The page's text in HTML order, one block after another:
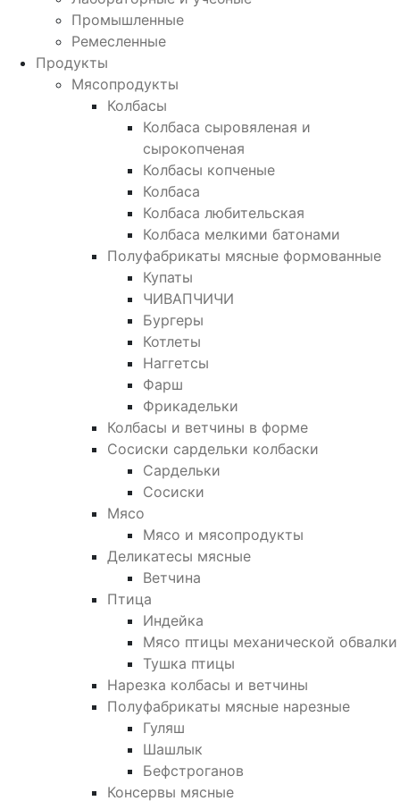
Промышленные
Ремесленные
Продукты
Мясопродукты
Колбасы
Колбаса сыровяленая и
сырокопченая
Колбасы копченые
Колбаса
Колбаса любительская
Колбаса мелкими батонами
Полуфабрикаты мясные формованные
Купаты
ЧИВАПЧИЧИ
Бургеры
Котлеты
Наггетсы
Фарш
Фрикадельки
Колбасы и ветчины в форме
Сосиски сардельки колбаски
Сардельки
Сосиски
Мясо
Мясо и мясопродукты
Деликатесы мясные
Ветчина
Птица
Индейка
Мясо птицы механической обвалки
Тушка птицы
Нарезка колбасы и ветчины
Полуфабрикаты мясные нарезные
Гуляш
Шашлык
Бефстроганов
Консервы мясные